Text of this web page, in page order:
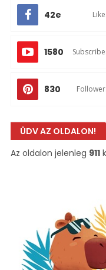
42e
1580
830
ÜDV AZ OLDALON!
Az oldalon jelenleg 911